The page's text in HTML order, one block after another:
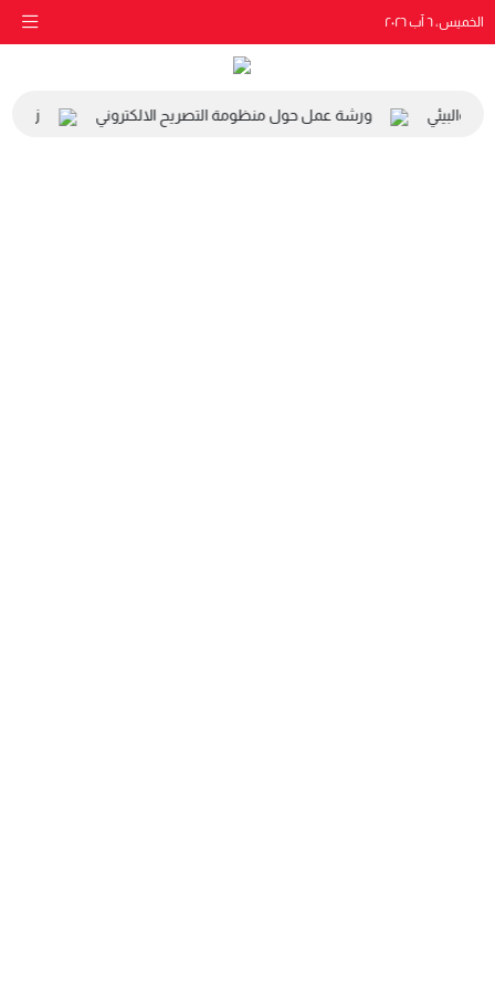
الخميس، ٦ آب ٢٠٢٦
والبيئي ورشة عمل حول منظومة التصريح الالكتروني زيارة